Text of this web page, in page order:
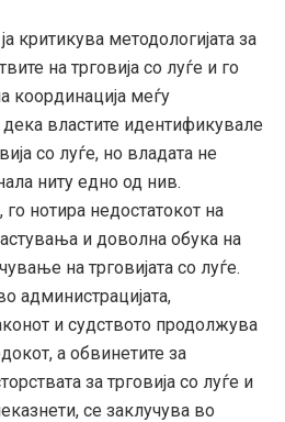
критикува методологијата за
на трговија со луѓе и го
координација меѓу
властите идентификувале
со луѓе, но владата не
ниту едно од нив.
нотира недостатокот на
и доволна обука на
на трговијата со луѓе.
администрацијата,
и судството продолжува
а обвинетите за
за трговија со луѓе и
се заклучува во